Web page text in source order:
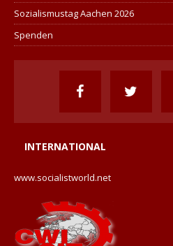
Sozialismustag Aachen 2026
Spenden
INTERNATIONAL
www.socialistworld.net